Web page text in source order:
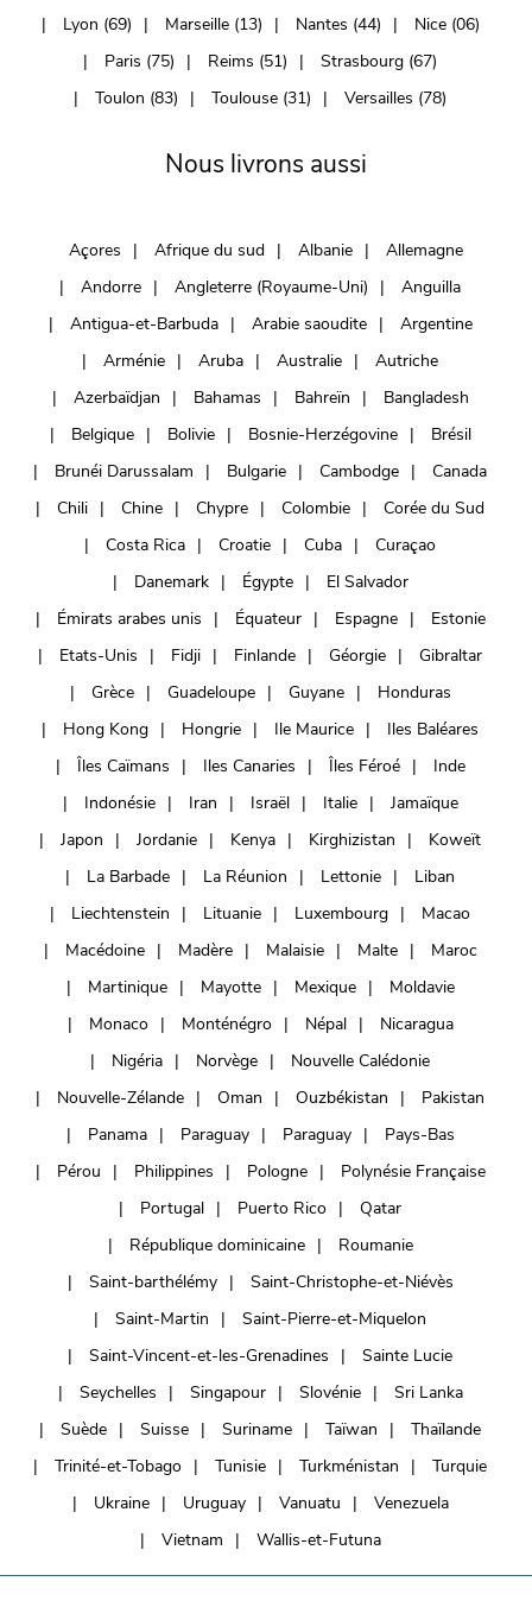
Lyon (69)
Marseille (13) Nantes (44)
Nice (06)
Paris (75)
Reims (51)
Strasbourg (67)
Toulon (83)
Toulouse (31) Versailles (78)
Nous livrons aussi
Açores Afrique du sud Albanie
Allemagne
Andorre
Angleterre (Royaume-Uni)
Anguilla
Antigua-et-Barbuda
Arabie saoudite
Argentine
Arménie
Aruba Australie
Autriche
Azerbaïdjan
Bahamas Bahreïn
Bangladesh
Belgique
Bolivie Bosnie-Herzégovine
Brésil
Brunéi Darussalam
Bulgarie Cambodge
Canada
Chili
Chine Chypre Colombie
Corée du Sud
Costa Rica
Croatie Cuba
Curaçao
Danemark
Égypte
El Salvador
Émirats arabes unis
Équateur Espagne
Estonie
Etats-Unis
Fidji Finlande Géorgie
Gibraltar
Grèce
Guadeloupe Guyane
Honduras
Hong Kong
Hongrie Ile Maurice
Iles Baléares
Îles Caïmans
Iles Canaries Îles Féroé
Inde
Indonésie
Iran Israël Italie
Jamaïque
Japon
Jordanie Kenya Kirghizistan
Koweït
La Barbade
La Réunion Lettonie
Liban
Liechtenstein
Lituanie Luxembourg
Macao
Macédoine
Madère Malaisie Malte
Maroc
Martinique
Mayotte Mexique
Moldavie
Monaco
Monténégro Népal
Nicaragua
Nigéria
Norvège
Nouvelle Calédonie
Nouvelle-Zélande
Oman Ouzbékistan
Pakistan
Panama
Paraguay Paraguay
Pays-Bas
Pérou
Philippines Pologne
Polynésie Française
Portugal
Puerto Rico
Qatar
République dominicaine
Roumanie
Saint-barthélémy
Saint-Christophe-et-Niévès
Saint-Martin
Saint-Pierre-et-Miquelon
Saint-Vincent-et-les-Grenadines
Sainte Lucie
Seychelles
Singapour Slovénie
Sri Lanka
Suède
Suisse Suriname Taïwan
Thaïlande
Trinité-et-Tobago
Tunisie Turkménistan
Turquie
Ukraine
Uruguay Vanuatu
Venezuela
Vietnam
Wallis-et-Futuna